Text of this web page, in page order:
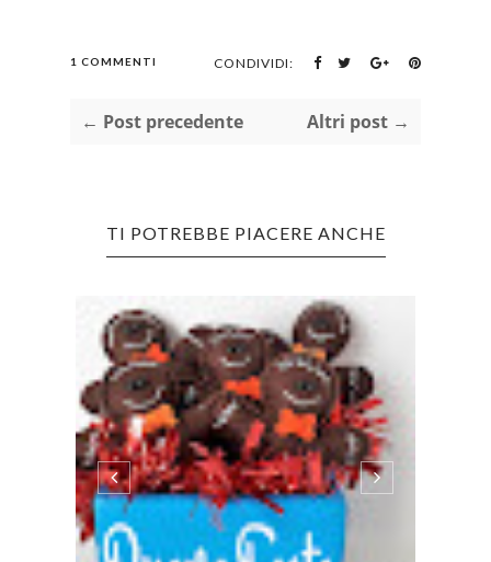
1 COMMENTI CONDIVIDI:
← Post precedente Altri post →
TI POTREBBE PIACERE ANCHE